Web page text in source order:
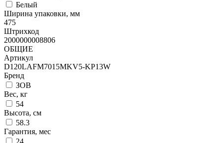
Белый
Ширина упаковки, мм
475
Штрихкод
2000000008806
ОБЩИЕ
Артикул
D120LAFM7015MKV5-KP13W
Бренд
ЗОВ
Вес, кг
54
Высота, см
58.3
Гарантия, мес